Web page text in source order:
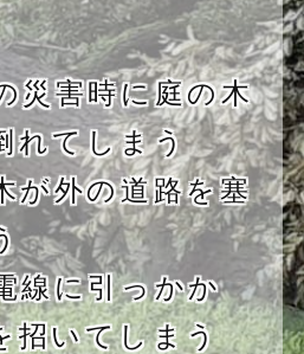
災害時に庭の木
れてしまう
が外の道路を塞
線に引っかか
招いてしまう